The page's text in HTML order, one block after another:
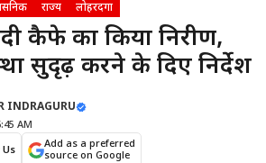
राज्य लोहरदगा
कैफे का किया निरीक्षण,
सुदृढ़ करने के दिए निर्देश
INDRAGURU
AM
Us
Add as a preferred
source on Google